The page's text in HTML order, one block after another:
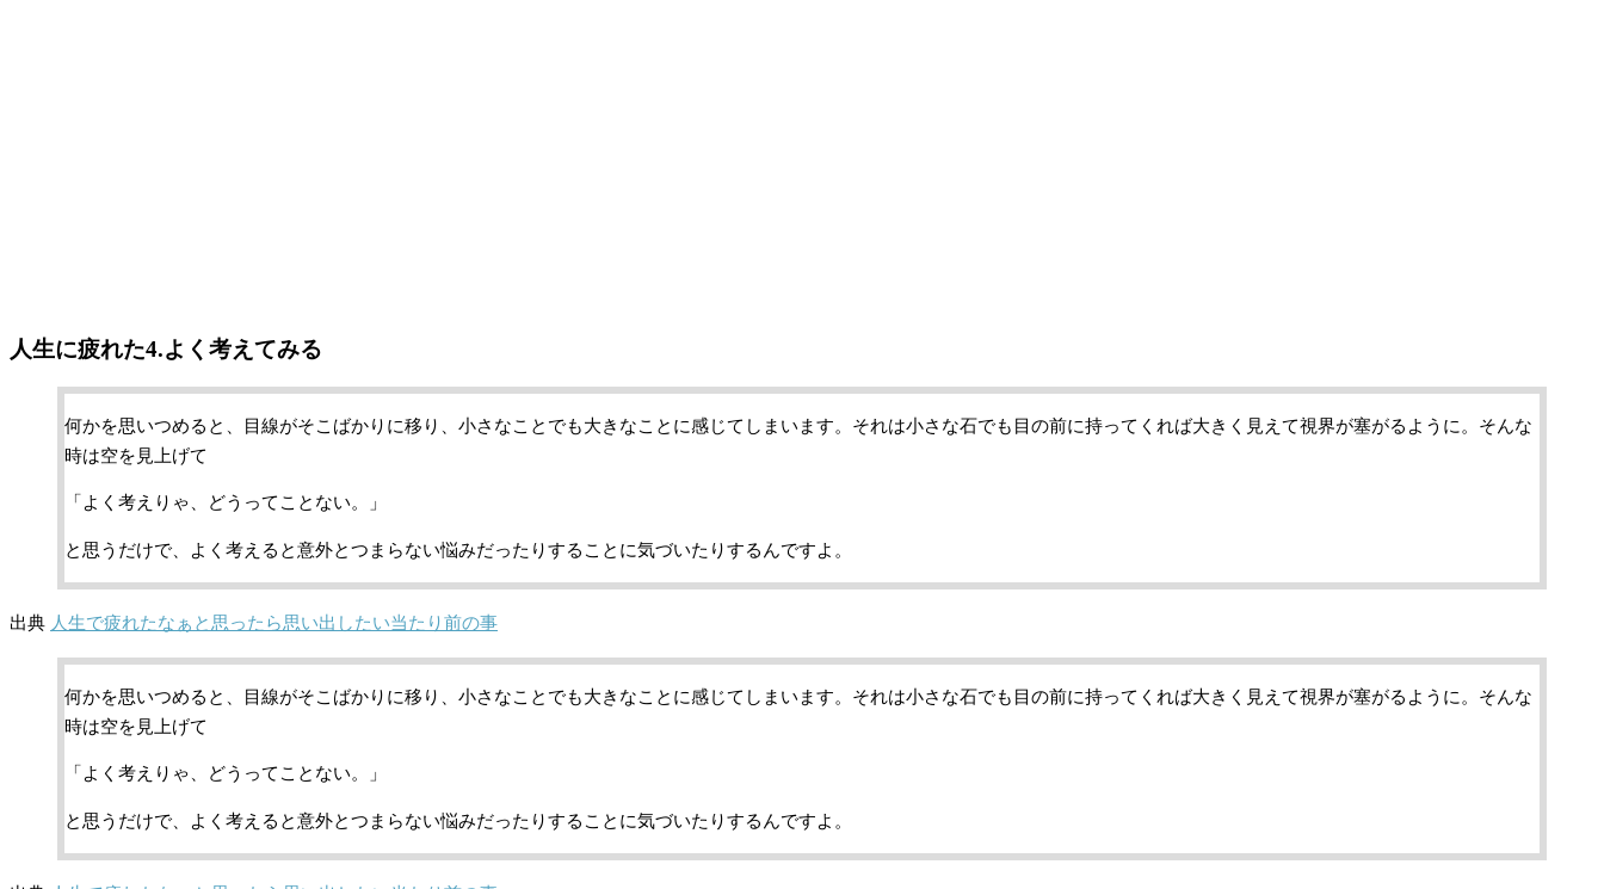
人生に疲れた4.よく考えてみる
何かを思いつめると、目線がそこばかりに移り、小さなことでも大きなことに感じてしまいます。それは小さな石でも目の前に持ってくれば大きく見えて視界が塞がるように。そんな
時は空を見上げて
「よく考えりゃ、どうってことない。」
と思うだけで、よく考えると意外とつまらない悩みだったりすることに気づいたりするんですよ。
出典 人生で疲れたなぁと思ったら思い出したい当たり前の事
何かを思いつめると、目線がそこばかりに移り、小さなことでも大きなことに感じてしまいます。それは小さな石でも目の前に持ってくれば大きく見えて視界が塞がるように。そんな
時は空を見上げて
「よく考えりゃ、どうってことない。」
と思うだけで、よく考えると意外とつまらない悩みだったりすることに気づいたりするんですよ。